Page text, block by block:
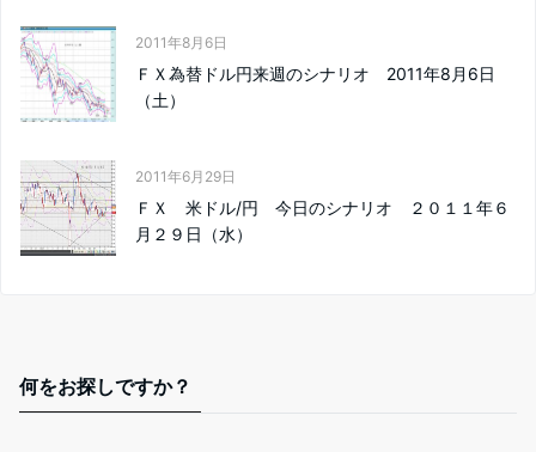
2011年8月6日
ＦＸ為替ドル円来週のシナリオ 2011年8月6日
（土）
2011年6月29日
ＦＸ 米ドル/円 今日のシナリオ ２０１１年６
月２９日（水）
何をお探しですか？